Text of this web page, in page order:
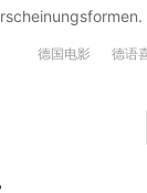
der Gang
dessen
饰）一直希望
德国电影推荐专区
德国电影 德语